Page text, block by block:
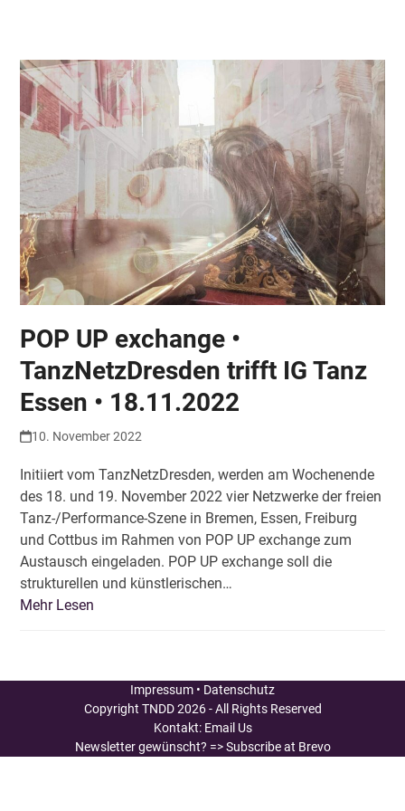
menu
menu
POP UP exchange •
TanzNetzDresden trifft IG Tanz
Essen • 18.11.2022
10. November 2022
Initiiert vom TanzNetzDresden, werden am Wochenende
des 18. und 19. November 2022 vier Netzwerke der freien
Tanz-/Performance-Szene in Bremen, Essen, Freiburg
und Cottbus im Rahmen von POP UP exchange zum
Austausch eingeladen. POP UP exchange soll die
strukturellen und künstlerischen…
Mehr Lesen
Impressum • Datenschutz
Copyright TNDD2026 - All Rights Reserved
Kontakt: Email Us
Newsletter gewünscht? => Subscribe at Brevo